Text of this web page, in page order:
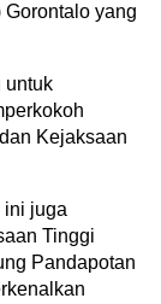
yang
untuk
Kejaksaan
ini juga
Tinggi
Pandapotan